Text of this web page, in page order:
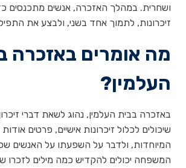
ושחרית. במהלך האזכרה, אנשים מתכנסים
זיכרונות, לתמוך אחד בשני, ולבצע את
מה אומרים באזכרה
העלמין?
באזכרה בבית העלמין, נהוג לשאת דברי
שיכולים לכלול זיכרונות אישיים, פרטים אודות
המיוחדות, ולדבר על השפעתו על האנשים
המשפחה יכולים להקדיש כמה מילים לזכרו